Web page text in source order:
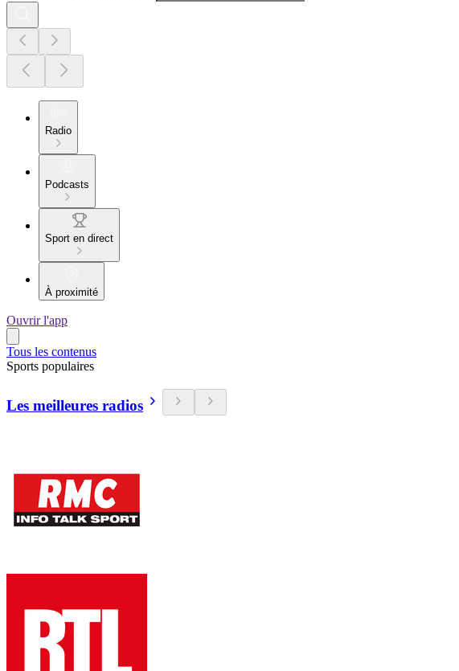
Radio
Podcasts
Sport en direct
À proximité
Ouvrir l'app
Tous les contenus
Sports populaires
Les meilleures radios